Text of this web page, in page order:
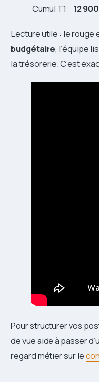
Cumul T1
12 900
Lecture utile : le rouge
budgétaire, l’équipe
la trésorerie. C’est
Pour structurer vos
de vue aide à passer
regard métier sur le